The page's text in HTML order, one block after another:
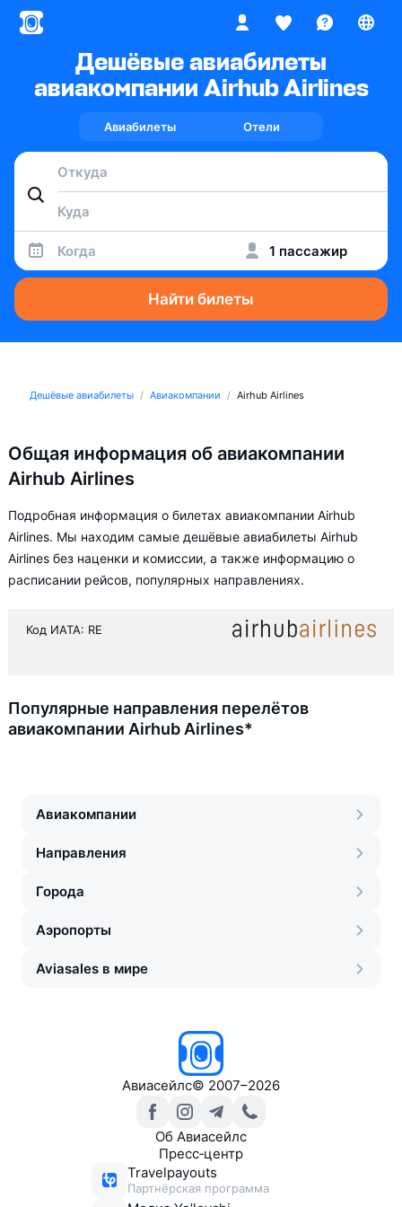
Дешёвые авиабилеты
авиакомпании Airhub Airlines
Авиабилеты Отели
Когда 1 пассажир
Найти билеты
Дешёвые авиабилеты Авиакомпании Airhub Airlines
Общая информация об авиакомпании
Airhub Airlines
Подробная информация о билетах авиакомпании Airhub
Airlines. Мы находим самые дешёвые авиабилеты Airhub
Airlines без наценки и комиссии, а также информацию о
расписании рейсов, популярных направлениях.
Код ИАТА: RE
Популярные направления перелётов
авиакомпании Airhub Airlines*
Авиакомпании
Направления
Города
Аэропорты
Aviasales в мире
Авиасейлс© 2007–2026
Об Авиасейлс
Пресс‑центр
Travelpayouts
Партнёрская программа